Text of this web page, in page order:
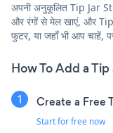
अपनी अनुकूलित Tip Jar
और रंगों से मेल खाएं, और
फुटर, या जहाँ भी आप चाहें,
How To Add a
Create a Free
Start for free now